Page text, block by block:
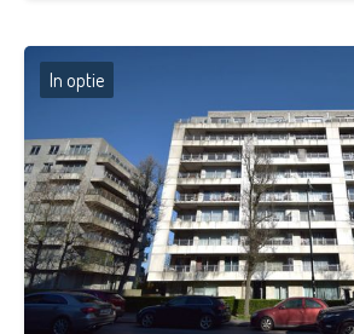
In optie
2
1
85 m²